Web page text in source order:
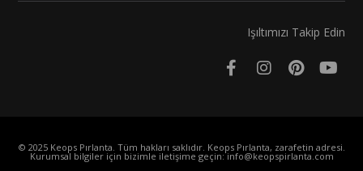
Işıltımızı Takip Edin
© 2025 Keops Pırlanta. Tüm hakları saklıdır. Keops Pırlanta, zarafetin adresi.
Kurumsal bilgiler için bizimle iletişime geçin:info@keopspirlanta.com